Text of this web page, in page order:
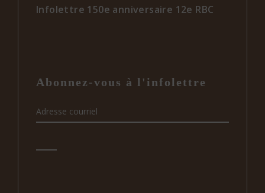
Infolettre 150e anniversaire 12e RBC
Abonnez-vous à l'infolettre